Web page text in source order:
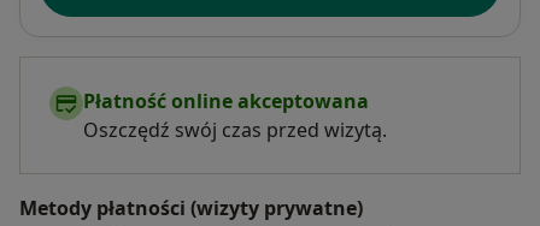
Płatność online akceptowana
Oszczędź swój czas przed wizytą.
Metody płatności (wizyty prywatne)